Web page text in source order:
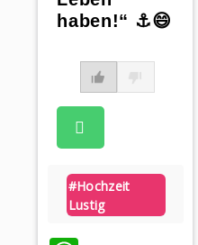
haben!“ ⚓️😄
#hochzeit
Lustig